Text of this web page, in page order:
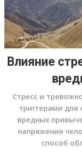
Влияние
Стресс и
триггерами
вредных
напряжения
способ